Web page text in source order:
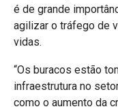
é de grande
agilizar o tráfego de
vidas.
“Os buracos estão
infraestrutura no
como o aumento da